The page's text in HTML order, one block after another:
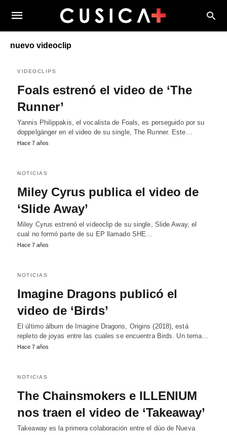
nuevo videoclip
VIDEOCLIPS
Foals estrenó el video de ‘The
Runner’
Yannis Philippakis, el vocalista de Foals, es perseguido por su
doppelgänger en el video de su single, The Runner. Este…
Hace 7 años
NOTICIAS
Miley Cyrus publica el video de
‘Slide Away’
Miley Cyrus estrenó el videoclip de su single, Slide Away, el
cual no formó parte de su EP llamado SHE…
Hace 7 años
NOTICIAS
Imagine Dragons publicó el
video de ‘Birds’
El último álbum de Imagine Dragons, Origins (2018), está
repleto de joyas entre las cuales se encuentra Birds. Un tema…
Hace 7 años
NOTICIAS
The Chainsmokers e ILLENIUM
nos traen el video de ‘Takeaway’
Takeaway es la primera colaboración entre el dúo de Nueva